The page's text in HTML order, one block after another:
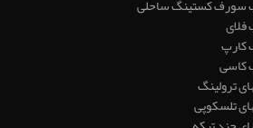
سورف کستینگ ساحلی
کاسی
ترولینگ
تلسکوپی